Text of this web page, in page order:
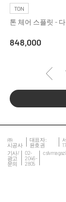
TON
톤 체어 스플릿 -
848,000
㈜
시공사
대표자 :
윤호권
기사/
광고
문의
02-
2046-
2805